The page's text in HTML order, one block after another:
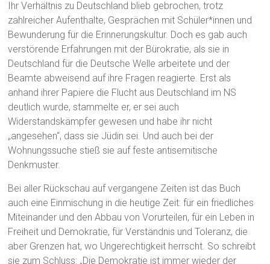
Ihr Verhältnis zu Deutschland blieb gebrochen, trotz
zahlreicher Aufenthalte, Gesprächen mit Schüler*innen und
Bewunderung für die Erinnerungskultur. Doch es gab auch
verstörende Erfahrungen mit der Bürokratie, als sie in
Deutschland für die Deutsche Welle arbeitete und der
Beamte abweisend auf ihre Fragen reagierte. Erst als
anhand ihrer Papiere die Flucht aus Deutschland im NS
deutlich wurde, stammelte er, er sei auch
Widerstandskämpfer gewesen und habe ihr nicht
„angesehen“, dass sie Jüdin sei. Und auch bei der
Wohnungssuche stieß sie auf feste antisemitische
Denkmuster.
Bei aller Rückschau auf vergangene Zeiten ist das Buch
auch eine Einmischung in die heutige Zeit: für ein friedliches
Miteinander und den Abbau von Vorurteilen, für ein Leben in
Freiheit und Demokratie, für Verständnis und Toleranz, die
aber Grenzen hat, wo Ungerechtigkeit herrscht. So schreibt
sie zum Schluss: „Die Demokratie ist immer wieder der